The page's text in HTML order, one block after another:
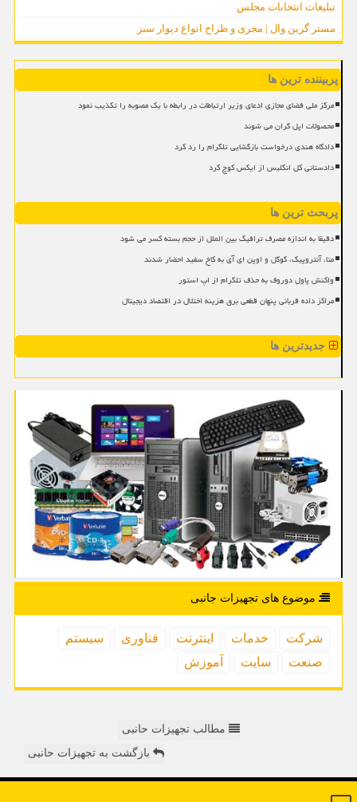
تبلیغات انتخابات مجلس
مستر گرین وال | مجری و طراح انواع دیوار سبز
پربیننده ترین ها
مرکز ملی فضای مجازی ادعای وزیر ارتباطات در رابطه با یک مصوبه را تکذیب نمود
محصولات اپل گران می شوند
دادگاه هندی درخواست بازگشایی تلگرام را رد کرد
دادستانی کل انگلیس از ایکس کوچ کرد
پربحث ترین ها
دقیقا به اندازه مصرف ترافیک بین الملل از حجم بسته کسر می شود
متا، آنتروپیک، گوگل و اوپن ای آی به کاخ سفید احضار شدند
واکنش پاول دوروف به حذف تلگرام از اپ استور
مراکز داده قربانی پنهان قطعی برق هزینه اختلال در اقتصاد دیجیتال
جدیدترین ها
موضوع های تجهیزات جانبی
شركت خدمات اینترنت فناوری
سیستم
صنعت
سایت آموزش
مطالب تجهیزات حانبی
بازگشت به تجهیزات حانبی